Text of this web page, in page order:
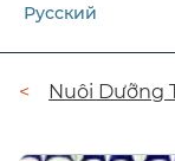
Русский
Đường
Nuôi Dưỡng